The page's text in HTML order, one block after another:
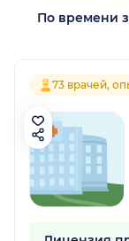
73 врачей,